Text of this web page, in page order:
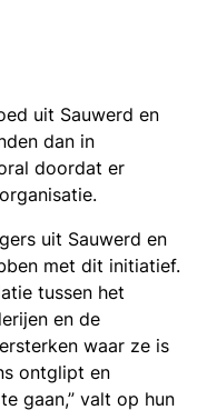
uit Sauwerd en
dan in
doordat er
uit Sauwerd en
met dit initiatief.
tussen het
en de
waar ze is
ontglipt en
gaan,” valt op hun